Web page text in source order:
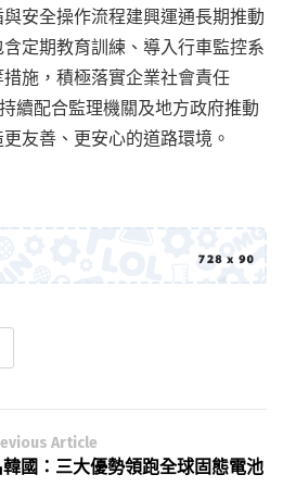
安全操作流程建興運通長期推動
定期教育訓練、導入行車監控系
施，積極落實企業社會責任
持續配合監理機關及地方政府推動
友善、更安心的道路環境。
Article
國：三大優勢領跑全球固態電池